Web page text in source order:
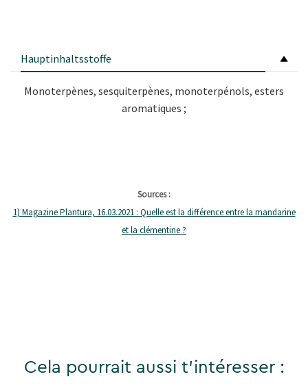
Hauptinhaltsstoffe
Monoterpènes, sesquiterpènes, monoterpénols, esters
aromatiques ;
Sources :
1) Magazine Plantura, 16.03.2021 : Quelle est la différence entre la mandarine
et la clémentine ?
Cela pourrait aussi t'intéresser :